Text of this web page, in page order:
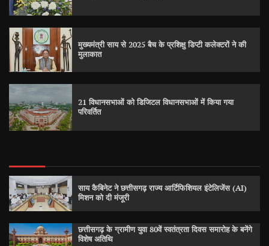
मुख्यमंत्री साय से 2025 बैच के प्रशिक्षु डिप्टी कलेक्टरों ने की
मुलाकात
21 विधानसभाओं को डिजिटल विधानसभाओं में किया गया
परिवर्तित
साय कैबिनेट ने छत्तीसगढ़ राज्य आर्टिफिशियल इंटेलिजेंस (AI)
मिशन को दी मंजूरी
छत्तीसगढ़ के ग्रामीण युवा 80वें स्वतंत्रता दिवस समारोह के बनेंगे
विशेष अतिथि